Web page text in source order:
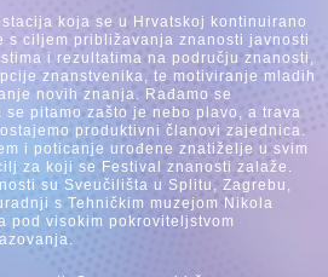
koja se u Hrvatskoj kontinuirano
s ciljem približavanja znanosti javnosti
i rezultatima na području znanosti,
znanstvenika, te motiviranje mladih
novih znanja. Rađamo se
pitamo zašto je nebo plavo, a trava
produktivni članovi zajednica.
i poticanje urođene znatiželje u svim
za koji se Festival znanosti zalaže.
su Sveučilišta u Splitu, Zagrebu,
s Tehničkim muzejom Nikola
pod visokim pokroviteljstvom